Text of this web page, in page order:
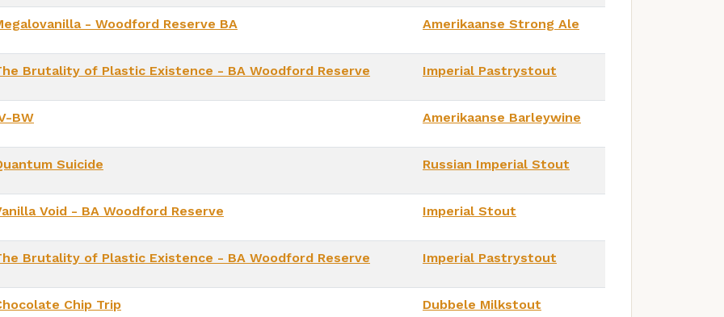
- Woodford Reserve BA Amerikaanse Strong Ale
Brutality of Plastic Existence - BA Woodford Reserve Imperial Pastrystout
BW Amerikaanse Barleywine
Suicide Russian Imperial Stout
Void - BA Woodford Reserve Imperial Stout
Brutality of Plastic Existence - BA Woodford Reserve Imperial Pastrystout
Chip Trip Dubbele Milkstout